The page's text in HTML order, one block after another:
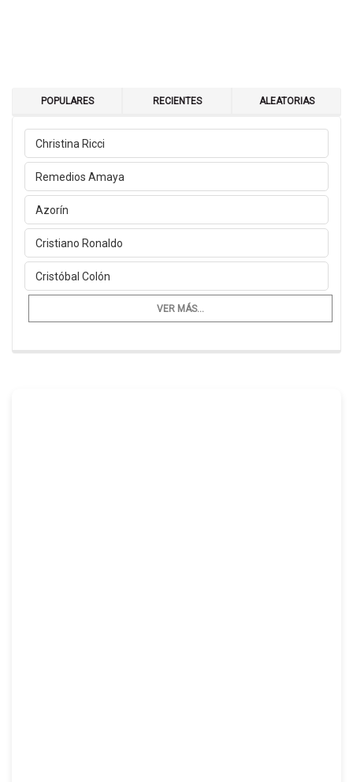
POPULARES RECIENTES ALEATORIAS
Christina Ricci
Remedios Amaya
Azorín
Cristiano Ronaldo
Cristóbal Colón
VER MÁS...